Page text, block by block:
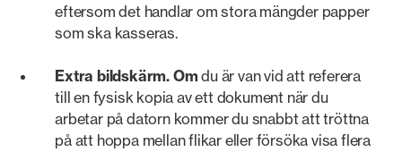
eftersom det handlar om stora mängder papper
som ska kasseras.
Extra bildskärm. Omdu är van vid att referera
till en fysisk kopia av ett dokument när du
arbetar på datorn kommer du snabbt att tröttna
på att hoppa mellan flikar eller försöka visa flera